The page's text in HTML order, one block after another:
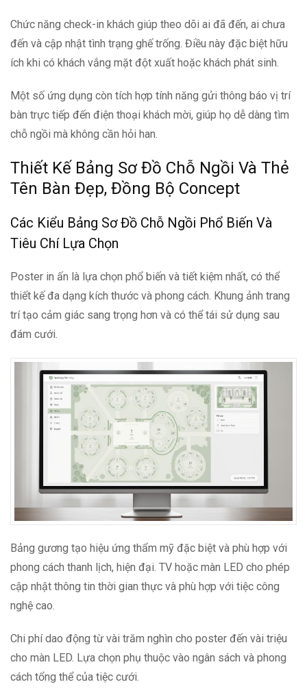
Chức năng check-in khách giúp theo dõi ai đã đến, ai chưa
đến và cập nhật tình trạng ghế trống. Điều này đặc biệt hữu
ích khi có khách vắng mặt đột xuất hoặc khách phát sinh.
Một số ứng dụng còn tích hợp tính năng gửi thông báo vị trí
bàn trực tiếp đến điện thoại khách mời, giúp họ dễ dàng tìm
chỗ ngồi mà không cần hỏi han.
Thiết Kế Bảng Sơ Đồ Chỗ Ngồi Và Thẻ
Tên Bàn Đẹp, Đồng Bộ Concept
Các Kiểu Bảng Sơ Đồ Chỗ Ngồi Phổ Biến Và
Tiêu Chí Lựa Chọn
Poster in ấn là lựa chọn phổ biến và tiết kiệm nhất, có thể
thiết kế đa dạng kích thước và phong cách. Khung ảnh trang
trí tạo cảm giác sang trọng hơn và có thể tái sử dụng sau
đám cưới.
Bảng gương tạo hiệu ứng thẩm mỹ đặc biệt và phù hợp với
phong cách thanh lịch, hiện đại. TV hoặc màn LED cho phép
cập nhật thông tin thời gian thực và phù hợp với tiệc công
nghệ cao.
Chi phí dao động từ vài trăm nghìn cho poster đến vài triệu
cho màn LED. Lựa chọn phụ thuộc vào ngân sách và phong
cách tổng thể của tiệc cưới.